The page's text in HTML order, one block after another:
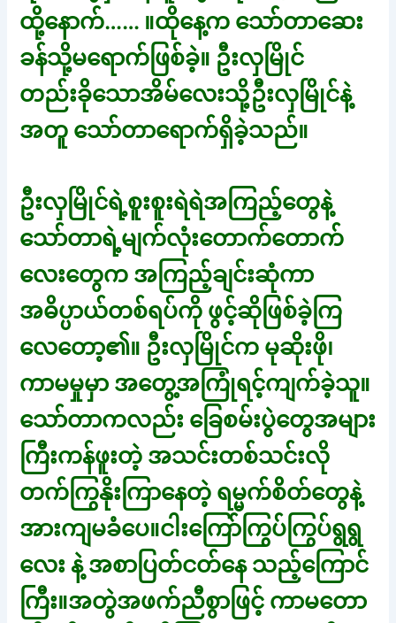
ထို့နောက်…… ။ထိုနေ့က သော်တာဆေး
ခန်သို့မရောက်ဖြစ်ခဲ့။ ဦးလှမြိုင်
တည်းခိုသောအိမ်လေးသို့ဦးလှမြိုင်နဲ့
အတူ သော်တာရောက်ရှိခဲ့သည်။
ဦးလှမြိုင်ရဲ့စူးစူးရဲရဲအကြည့်တွေနဲ့
သော်တာရဲ့မျက်လုံးတောက်တောက်
လေးတွေက အကြည့်ချင်းဆုံကာ
အဓိပ္ပာယ်တစ်ရပ်ကို ဖွင့်ဆိုဖြစ်ခဲ့ကြ
လေတော့၏။ ဦးလှမြိုင်က မုဆိုးဖို၊
ကာမမှုမှာ အတွေ့အကြုံရင့်ကျက်ခဲ့သူ။
သော်တာကလည်း ခြေစမ်းပွဲတွေအများ
ကြီးကန်ဖူးတဲ့ အသင်းတစ်သင်းလို
တက်ကြွနိုးကြာနေတဲ့ ရမ္မက်စိတ်တွေနဲ့
အားကျမခံပေ။ငါးကြော်ကြွပ်ကြွပ်ရွရွ
လေး နဲ့ အစာပြတ်ငတ်နေ သည့်ကြောင်
ကြီး။အတွဲအဖက်ညီစွာဖြင့် ကာမတော